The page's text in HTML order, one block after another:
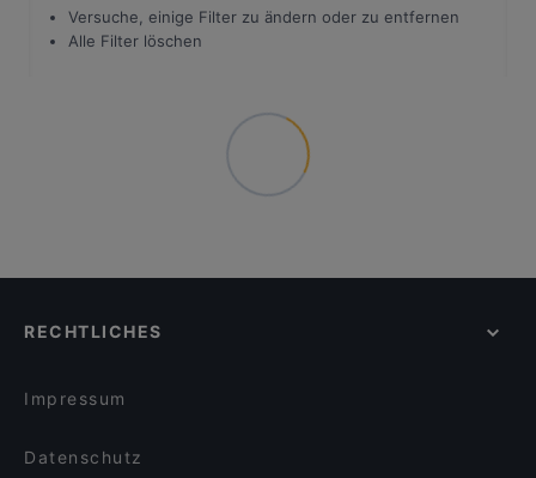
Versuche, einige Filter zu ändern oder zu entfernen
Alle Filter löschen
RECHTLICHES
Impressum
Datenschutz